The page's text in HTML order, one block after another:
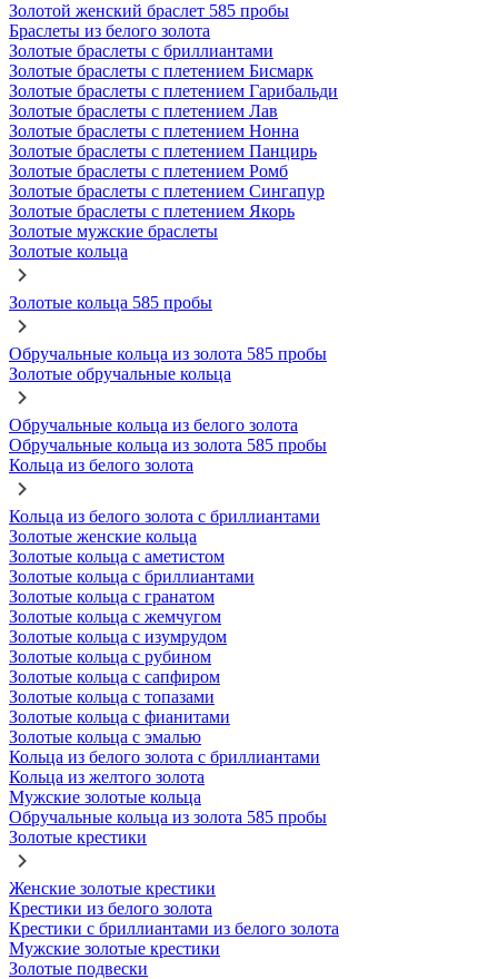
Золотой женский браслет 585 пробы
Браслеты из белого золота
Золотые браслеты с бриллиантами
Золотые браслеты с плетением Бисмарк
Золотые браслеты с плетением Гарибальди
Золотые браслеты с плетением Лав
Золотые браслеты с плетением Нонна
Золотые браслеты с плетением Панцирь
Золотые браслеты с плетением Ромб
Золотые браслеты с плетением Сингапур
Золотые браслеты с плетением Якорь
Золотые мужские браслеты
Золотые кольца
Золотые кольца 585 пробы
Обручальные кольца из золота 585 пробы
Золотые обручальные кольца
Обручальные кольца из белого золота
Обручальные кольца из золота 585 пробы
Кольца из белого золота
Кольца из белого золота с бриллиантами
Золотые женские кольца
Золотые кольца с аметистом
Золотые кольца с бриллиантами
Золотые кольца с гранатом
Золотые кольца с жемчугом
Золотые кольца с изумрудом
Золотые кольца с рубином
Золотые кольца с сапфиром
Золотые кольца с топазами
Золотые кольца с фианитами
Золотые кольца с эмалью
Кольца из белого золота с бриллиантами
Кольца из желтого золота
Мужские золотые кольца
Обручальные кольца из золота 585 пробы
Золотые крестики
Женские золотые крестики
Крестики из белого золота
Крестики с бриллиантами из белого золота
Мужские золотые крестики
Золотые подвески